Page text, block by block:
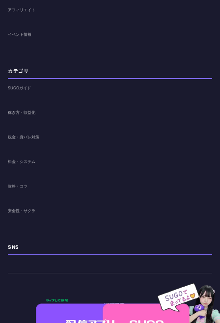
アフィリエイト
イベント情報
カテゴリ
SUGOガイド
稼ぎ方・収益化
税金・身バレ対策
料金・システム
攻略・コツ
安全性・サクラ
SNS